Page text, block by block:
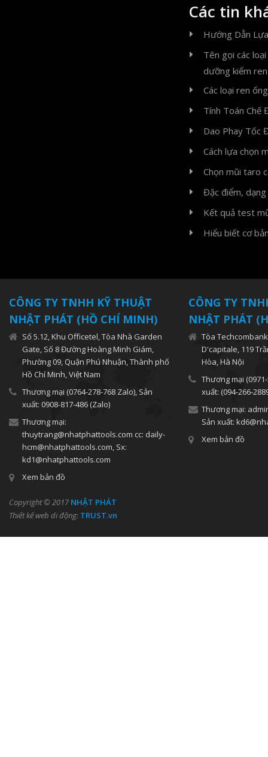
Các tin
Hướng Dẫn
Tên gọi các
dưỡng kiểm
Các loại ren ống
Tính Toán Chế
Dao Phay Tốc
Cách lựa chọn
Chọn mũi taro
Đặc điểm,
Kết quả test
Hiểu biết cơ
CÔNG TY TNHH KỸ THUẬT
NHẬT PHÁT (HỒ CHÍ MINH)
Số 5.12, Khu Officetel, Tòa Nhà Garden
Gate, Số 8 Đường Hoàng Minh Giám,
Phường 09, Quận Phú Nhuận, Thành phố
Hồ Chí Minh, Việt Nam
Thương mại (0764-278-768 Zalo), Sản
xuất: 0908-817-486 (Zalo)
Thương mại:
thuytrang@nhatphattools.com cc: daily-
hcm@nhatphattools.com, Sx:
kd1@nhatphattools.com
Xem bản đồ
CÔNG TY
NHẬT PHÁT
Tòa
D'capitale, 119
Hòa, Hà Nội
Thương mại
xuất: (094-266-
Thương mại:
Sản xuất:
Xem bản đồ
Copyright © 2017 NHẬT PHÁT
Thiết kế web di động: TRUST.vn